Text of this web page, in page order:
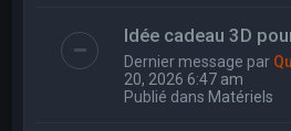
Idée cadeau 3D
Dernier message par
20, 2026 6:47 am
Publié dans Matériels